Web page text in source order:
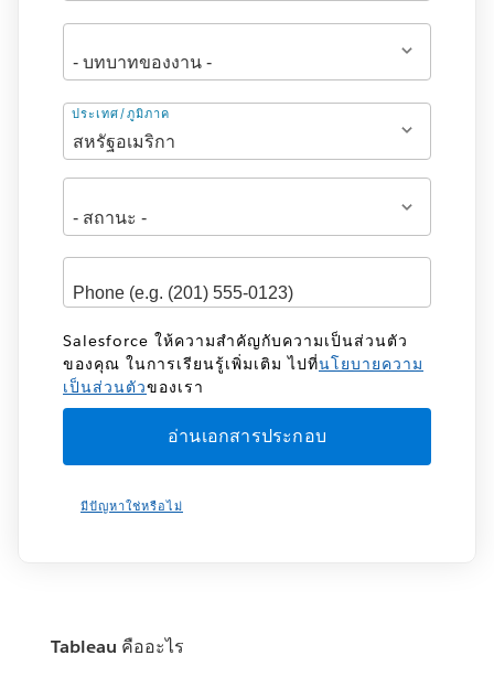
ที่
อยู่
ประเทศ/ภูมิภาค
Salesforce ให้ความสำคัญกับความเป็นส่วนตัว
ของคุณ ในการเรียนรู้เพิ่มเติม ไปที่นโยบายความ
เป็นส่วนตัวของเรา
มีปัญหาใช่หรือไม่
Tableau คืออะไร